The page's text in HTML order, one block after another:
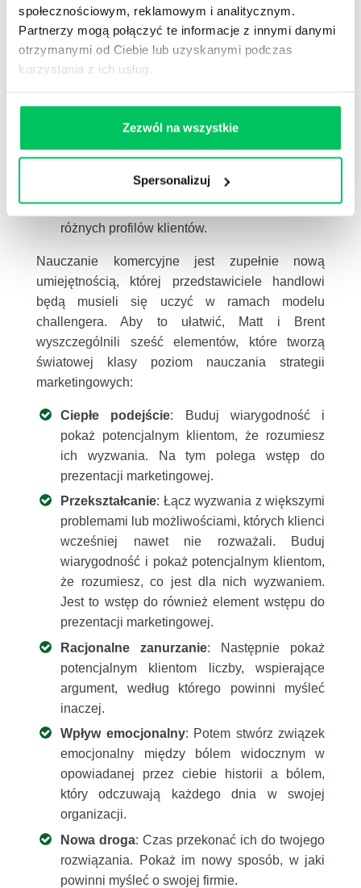
społecznościowym, reklamowym i analitycznym.
Partnerzy mogą połączyć te informacje z innymi danymi
otrzymanymi od Ciebie lub uzyskanymi podczas
korzystania z ich usług.
Zezwól na wszystkie
Spersonalizuj
Zmierzył się z założeniami klienta. W jaki
inny sposób możesz przedstawić daną
kwestię swojemu klientowi?
działanie, oraz to, że powinni podjąć je jak
musi mieć podstawowe informacje rynkowe
lub branżowe, będące wynikiem analizy
różnych profilów klientów.
Nauczanie komercyjne jest zupełnie nową
umiejętnością, której przedstawiciele handlowi
będą musieli się uczyć w ramach modelu
challengera. Aby to ułatwić, Matt i Brent
wyszczególnili sześć elementów, które tworzą
światowej klasy poziom nauczania strategii
marketingowych:
Ciepłe podejście: Buduj wiarygodność i
pokaż potencjalnym klientom, że rozumiesz
ich wyzwania. Na tym polega wstęp do
prezentacji marketingowej.
Przekształcanie: Łącz wyzwania z większymi
problemami lub możliwościami, których klienci
wcześniej nawet nie rozważali. Buduj
wiarygodność i pokaż potencjalnym klientom,
że rozumiesz, co jest dla nich wyzwaniem.
Jest to wstęp do również element wstępu do
prezentacji marketingowej.
Racjonalne zanurzanie: Następnie pokaż
potencjalnym klientom liczby, wspierające
argument, według którego powinni myśleć
inaczej.
Wpływ emocjonalny: Potem stwórz związek
emocjonalny między bólem widocznym w
opowiadanej przez ciebie historii a bólem,
który odczuwają każdego dnia w swojej
organizacji.
Nowa droga: Czas przekonać ich do twojego
rozwiązania. Pokaż im nowy sposób, w jaki
powinni myśleć o swojej firmie.